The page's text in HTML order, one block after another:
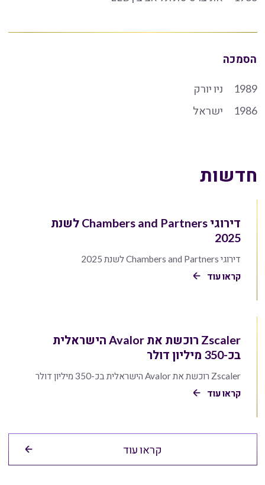
הסמכה
1989
ניו יורק
1986
ישראל
חדשות
דירוגי Chambers and Partners לשנת
2025
דירוגי Chambers and Partners לשנת 2025
קראו עוד
Zscaler רוכשת את Avalor הישראלית
בכ-350 מיליון דולר
Zscaler רוכשת את Avalor הישראלית בכ-350 מיליון דולר
קראו עוד
קראו עוד